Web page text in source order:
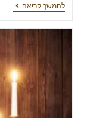
להמשך קריאה